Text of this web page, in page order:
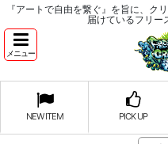
『アートで自由を繋ぐ』を旨に、ク
届けているフリー
メニュー
NEW ITEM PICK UP